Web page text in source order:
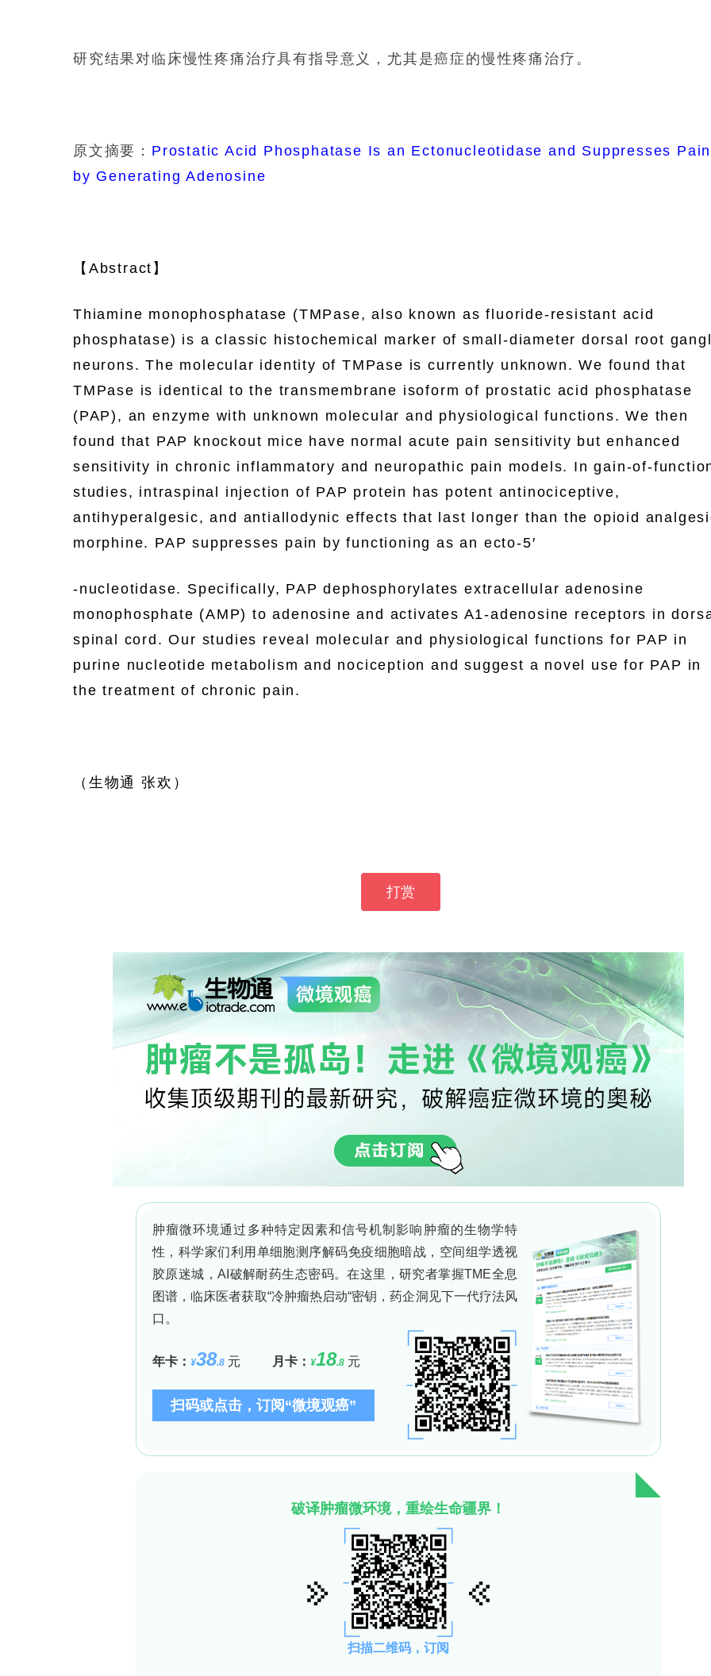
研究结果对临床慢性疼痛治疗具有指导意义，尤其是癌症的慢性疼痛治疗。
原文摘要： Prostatic Acid Phosphatase Is an Ectonucleotidase and Suppresses Pain
by Generating Adenosine
【Abstract】
Thiamine monophosphatase (TMPase, also known as fluoride-resistant acid
phosphatase) is a classic histochemical marker of small-diameter dorsal root
neurons. The molecular identity of TMPase is currently unknown. We found that
TMPase is identical to the transmembrane isoform of prostatic acid phosphatase
(PAP), an enzyme with unknown molecular and physiological functions. We then
found that PAP knockout mice have normal acute pain sensitivity but enhanced
sensitivity in chronic inflammatory and neuropathic pain models. In gain-of-
studies, intraspinal injection of PAP protein has potent antinociceptive,
antihyperalgesic, and antiallodynic effects that last longer than the opioid
morphine. PAP suppresses pain by functioning as an ecto-5′
-nucleotidase. Specifically, PAP dephosphorylates extracellular adenosine
monophosphate (AMP) to adenosine and activates A1-adenosine receptors in
spinal cord. Our studies reveal molecular and physiological functions for PAP in
purine nucleotide metabolism and nociception and suggest a novel use for PAP in
the treatment of chronic pain.
（生物通 张欢）
打赏